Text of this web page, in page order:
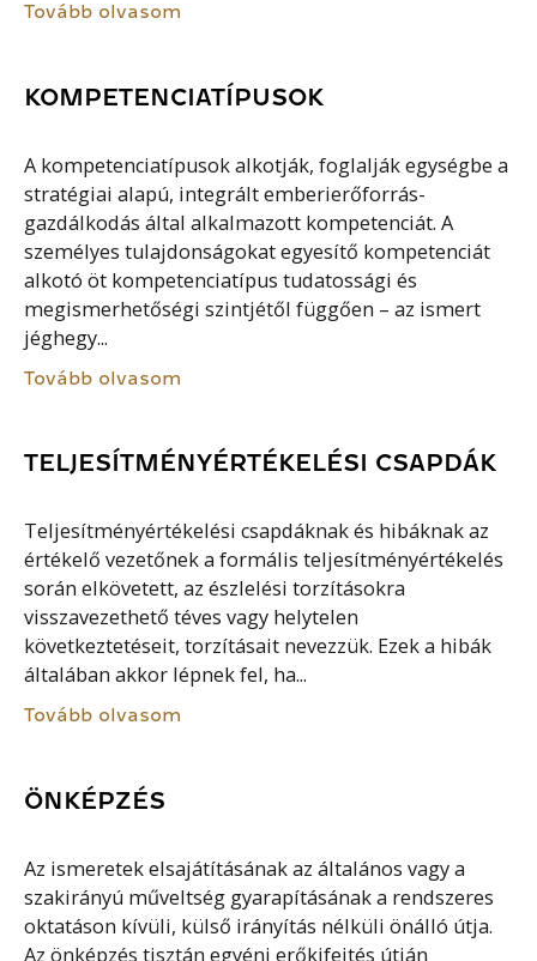
Tovább olvasom
KOMPETENCIATÍPUSOK
A kompetenciatípusok alkotják, foglalják egységbe a
stratégiai alapú, integrált emberierőforrás-
gazdálkodás által alkalmazott kompetenciát. A
személyes tulajdonságokat egyesítő kompetenciát
alkotó öt kompetenciatípus tudatossági és
megismerhetőségi szintjétől függően – az ismert
jéghegy...
Tovább olvasom
TELJESÍTMÉNYÉRTÉKELÉSI CSAPDÁK
Teljesítményértékelési csapdáknak és hibáknak az
értékelő vezetőnek a formális teljesítményértékelés
során elkövetett, az észlelési torzításokra
visszavezethető téves vagy helytelen
következtetéseit, torzításait nevezzük. Ezek a hibák
általában akkor lépnek fel, ha...
Tovább olvasom
ÖNKÉPZÉS
Az ismeretek elsajátításának az általános vagy a
szakirányú műveltség gyarapításának a rendszeres
oktatáson kívüli, külső irányítás nélküli önálló útja.
Az önképzés tisztán egyéni erőkifejtés útján